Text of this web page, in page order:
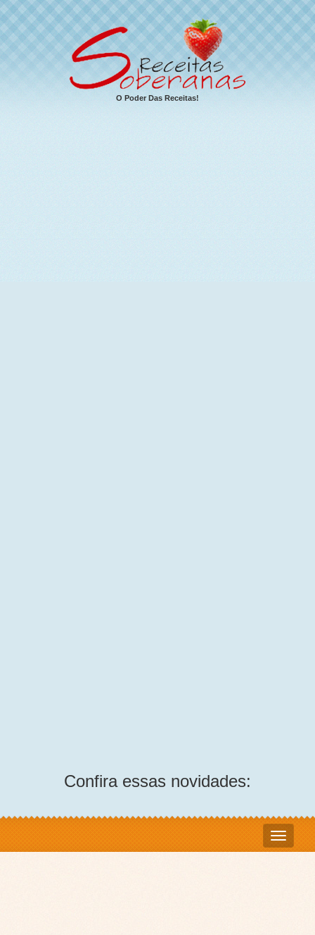
O Poder Das Receitas!
Confira essas novidades: